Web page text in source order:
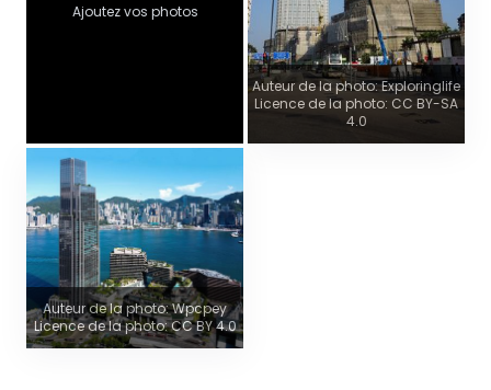
Ajoutez vos photos
Auteur de la photo: Exploringlife
Licence de la photo: CC BY-SA
4.0
Auteur de la photo: Wpcpey
Licence de la photo: CC BY 4.0